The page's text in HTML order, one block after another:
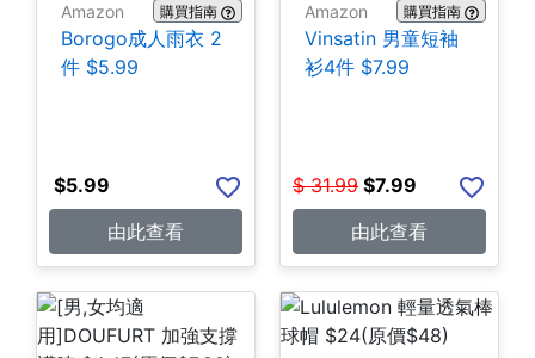
Amazon 購買指南
Borogo成人雨衣 2
件 $5.99
$5.99
由此查看
Amazon 購買指南
Vinsatin 男童短袖
衫4件 $7.99
$ 31.99 $7.99
由此查看